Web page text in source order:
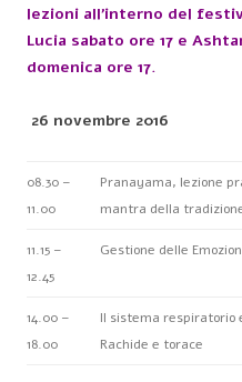
lezioni all’interno del
Lucia sabato ore 17 e
domenica ore 17.
26 novembre 2016
08.30 –
11.00
Pranayama, lezione
mantra della
11.15 –
12.45
Gestione delle
14.00 –
18.00
Il sistema respiratorio
Rachide e torace